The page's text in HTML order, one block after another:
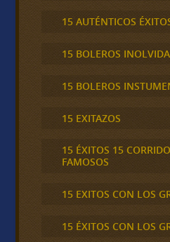
15 AUTÉNTICOS
15 BOLEROS
15 BOLEROS
15 EXITAZOS
15 ÉXITOS 15
FAMOSOS
15 EXITOS CON LOS
15 ÉXITOS CON LOS